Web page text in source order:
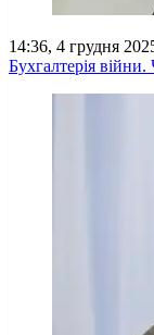
14:36, 4 грудня
Бухгалтерія